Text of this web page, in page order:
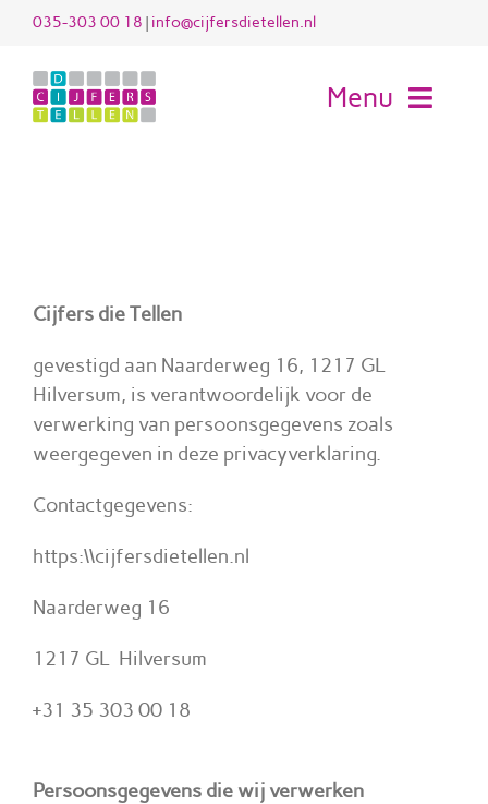
inhoud
035-303 00 18 | info@cijfersdietellen.nl
Menu
Cijfers die Tellen
gevestigd aan Naarderweg 16, 1217 GL
Hilversum, is verantwoordelijk voor de
verwerking van persoonsgegevens zoals
weergegeven in deze privacyverklaring.
Contactgegevens:
https:\\cijfersdietellen.nl
Naarderweg 16
1217 GL Hilversum
+31 35 303 00 18
Persoonsgegevens die wij verwerken